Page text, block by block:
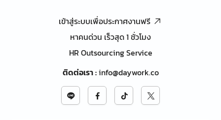
เข้าสู่ระบบเพื่อประกาศงานฟรี
หาคนด่วน เร็วสุด 1 ชั่วโมง
HR Outsourcing Service
ติดต่อเรา:info@daywork.co